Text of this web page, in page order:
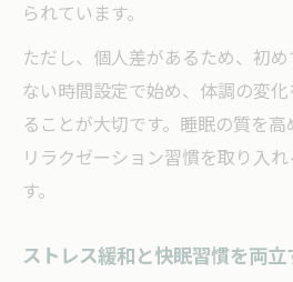
られています。
ただし、個人差があるため、初
ない時間設定で始め、体調の変
ることが大切です。睡眠の質を
リラクゼーション習慣を取り入
す。
ストレス緩和と快眠習慣を両立